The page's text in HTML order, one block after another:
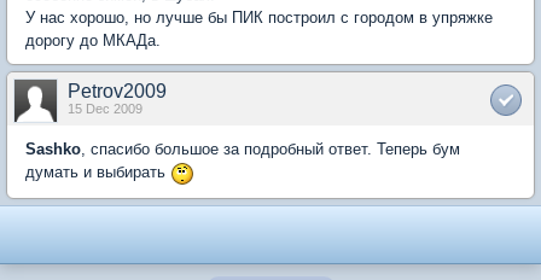
У нас хорошо, но лучше бы ПИК построил с городом в упряжке
дорогу до МКАДа.
Petrov2009
15 Dec 2009
Sashko, спасибо большое за подробный ответ. Теперь бум
думать и выбирать